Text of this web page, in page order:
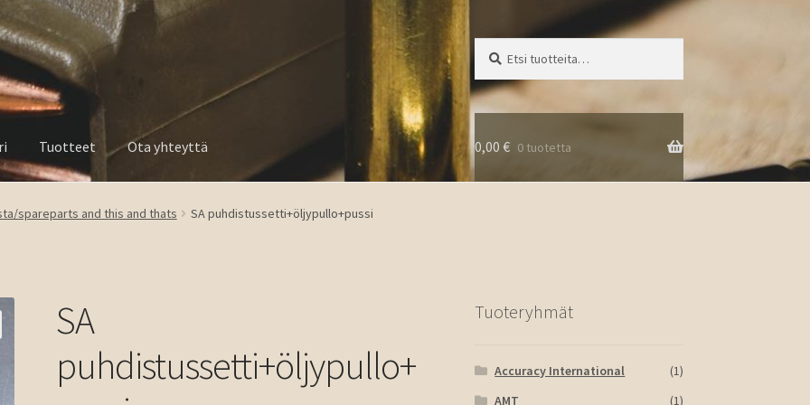
Tuotteet Ota yhteyttä
yhteyttä
0,00 € 0 tuotetta
spareparts and this and thats SA puhdistussetti+öljypullo+pussi
SA
puhdistussetti+öljypullo+
Tuoteryhmät
Accuracy International
(1)
AMT
(1)